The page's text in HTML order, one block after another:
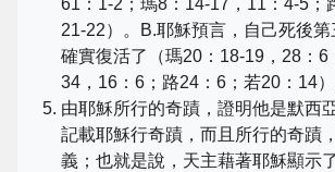
61：1-2；瑪8：14-17，11：4-5；
21-22）。B.耶穌預言，自己死後
確實復活了（瑪20：18-19，28：6
34，16：6；路24：6；若20：14）
由耶穌所行的奇蹟，證明他是默西
記載耶穌行奇蹟，而且所行的奇蹟
義；也就是說，天主藉著耶穌顯示